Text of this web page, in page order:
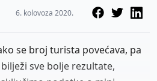
6. kolovoza 2020.
se broj turista povećava, pa
sve bolje rezultate,